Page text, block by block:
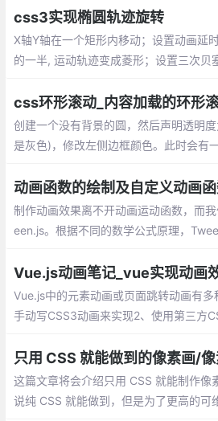
css3实现椭圆轨迹旋转
X轴Y轴在一个矩形内移动；设置动画延
的一半, 运动轨迹变成菱形；设置三次贝
css环形滚动_内容加载的环形
创建一个没有背景的圆，然后声明透明
是灰色)，修改左侧边框颜色。此时会有
画，并让该动画无限播放(infinite)即可
动画函数的绘制及自定义动画
制作动画效果离不开动画运动函数，而
een.js。根据不同的数学公式原理，
快、ease out 先块后慢、ease in out 先
Vue.js动画笔记_vue实现动画
Vue.js中的元素动画或页面跳转动画有
手动写CSS3动画来实现2、使用第三方
s。
只用 CSS 就能做到的像素画/
这篇文章将会介绍只用 CSS 就能制作像
说纯 CSS 就能做到，但是为了更高的可